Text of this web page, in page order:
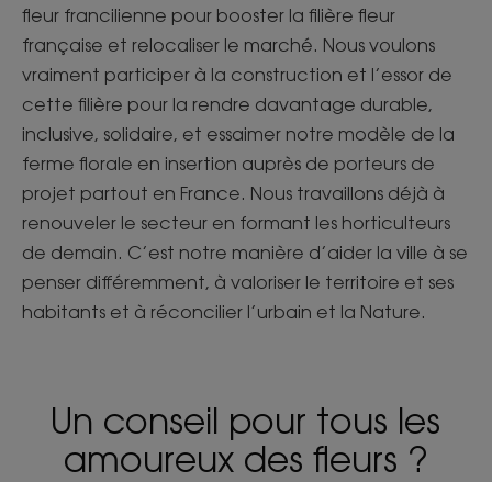
fleur francilienne pour booster la filière fleur
française et relocaliser le marché. Nous voulons
vraiment participer à la construction et l’essor de
cette filière pour la rendre davantage durable,
inclusive, solidaire, et essaimer notre modèle de la
ferme florale en insertion auprès de porteurs de
projet partout en France. Nous travaillons déjà à
renouveler le secteur en formant les horticulteurs
de demain. C’est notre manière d’aider la ville à se
penser différemment, à valoriser le territoire et ses
habitants et à réconcilier l’urbain et la Nature.
Un conseil pour tous les
amoureux des fleurs ?